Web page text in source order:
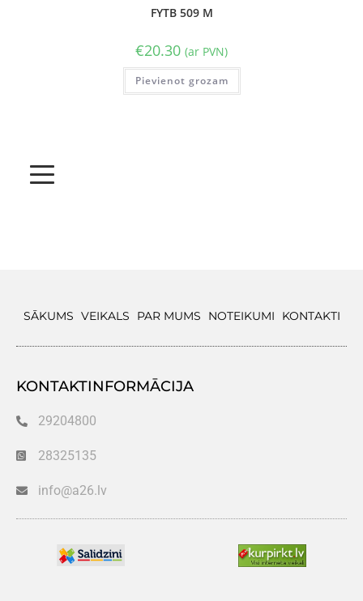
FYTB 509 M
€20.30 (ar PVN)
Pievienot grozam
SĀKUMS VEIKALS PAR MUMS NOTEIKUMI KONTAKTI
KONTAKTINFORMĀCIJA
29204800
28325135
info@a26.lv